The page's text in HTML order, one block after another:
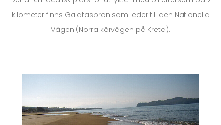
kilometer finns Galatasbron som leder till den Nationella
Vägen (Norra körvägen på Kreta).